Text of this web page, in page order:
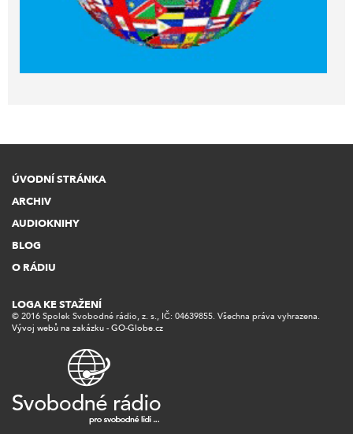
ÚVODNÍ STRÁNKA
ARCHIV
AUDIOKNIHY
BLOG
O RÁDIU
© 2016 Spolek Svobodné rádio, z. s., IČ: 04639855. Všechna práva vyhrazena.
Vývoj webů na zakázku - GO-Globe.cz
LOGA KE STAŽENÍ